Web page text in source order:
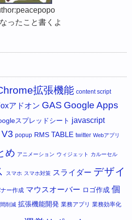
ったこと書くよ
拡張機能 content script
アドオン GAS Google Apps
スプレッドシート javascript
popup RMS TABLE twitter Webアプリ
め アニメーション ウィジェット カルーセル
スマホ スマホ対策 スライダー デザイ
ー作成 マウスオーバー ロゴ作成 個
削減 拡張機能開発 業務アプリ 業務効率化